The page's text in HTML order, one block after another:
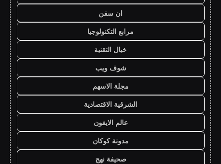
ان سفن
مرابع التكنولوجيا
خيال التقنية
شوف ويب
مجلة الاسهم
الشرقية الاقتصادية
عالم الايفون
مدونة كوكان
صحيفة نهج